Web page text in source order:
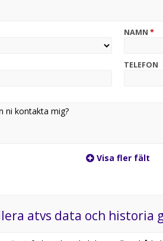
NAMN *
TELEFON
Visa fler fält
atvs data och historia